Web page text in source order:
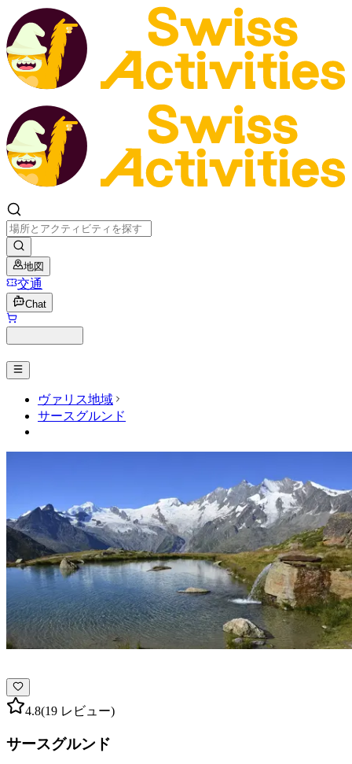
地図
交通
Chat
ヴァリス地域
サースグルンド
4.8(19 レビュー)
サースグルンド